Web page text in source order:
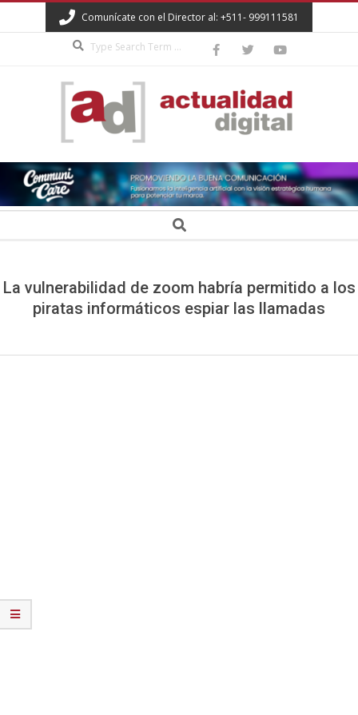
to
Comunícate con el Director al: +511- 999111581
ACTUALIDAD
DIGITAL Search
La vulnerabilidad de zoom habría permitido a los
piratas informáticos espiar las llamadas